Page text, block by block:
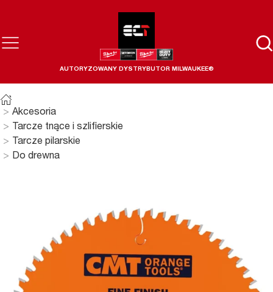
AUTORYZOWANY DYSTRYBUTOR MILWAUKEE®
Akcesoria
Tarcze tnące i szlifierskie
Tarcze pilarskie
Do drewna